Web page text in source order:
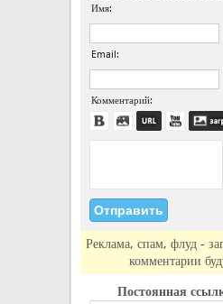
Имя:
Email:
Комментарий:
Реклама, спам, флуд -
комментарии
Постоянная